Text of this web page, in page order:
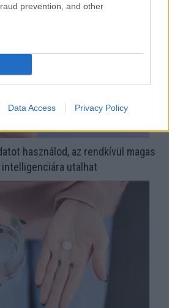
prevention, and other
Data Access Privacy Policy
használod, az rendkívül magas
utalhat